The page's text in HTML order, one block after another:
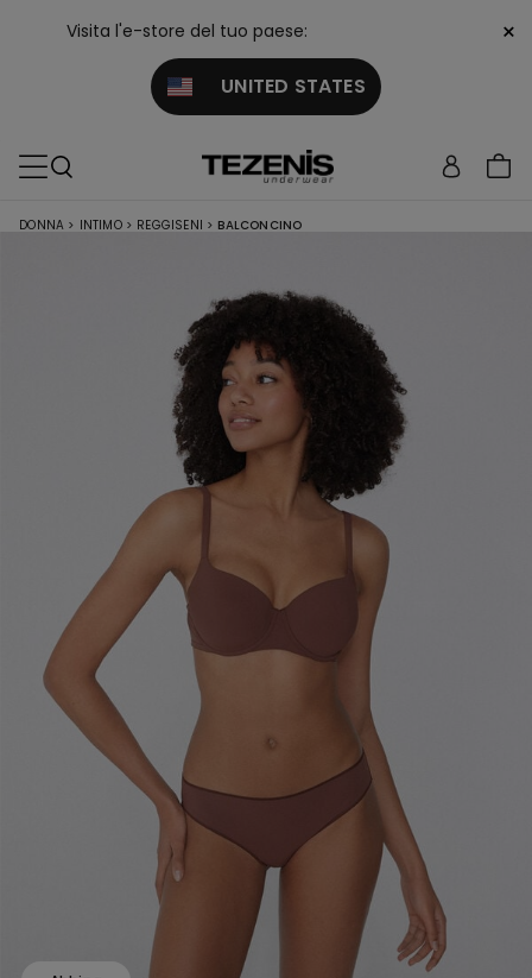
Visita l'e-store del tuo paese:
UNITED STATES
×
DONNA > INTIMO > REGGISENI > BALCONCINO